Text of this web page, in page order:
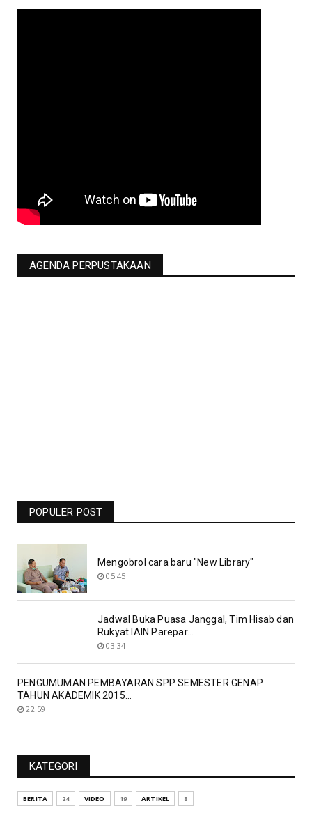
AGENDA PERPUSTAKAAN
POPULER POST
Bolasport.com
Mengobrol cara baru "New Library"
05.45
Jadwal Buka Puasa Janggal, Tim Hisab dan
Rukyat IAIN Parepar...
03.34
PENGUMUMAN PEMBAYARAN SPP SEMESTER GENAP
TAHUN AKADEMIK 2015...
22.59
KATEGORI
BERITA 24 VIDEO 19 ARTIKEL 8